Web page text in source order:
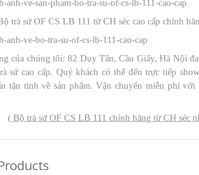
trà sứ OF CS LB 111 từ CH séc cao cấp chính
của chúng tôi: 82 Duy Tân, Cầu Giấy, Hà Nội
sứ cao cấp. Quý khách có thể đến trực tiếp
tận tình về sản phẩm. Vận chuyển miễn phí
( Bộ trà sứ OF CS LB 111 chính hãng từ CH séc